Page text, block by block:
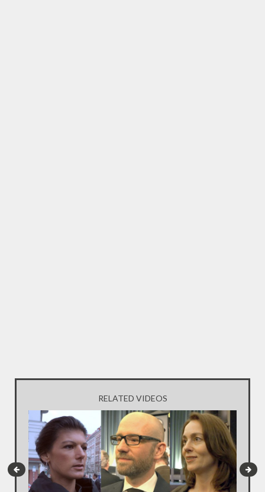
RELATED VIDEOS